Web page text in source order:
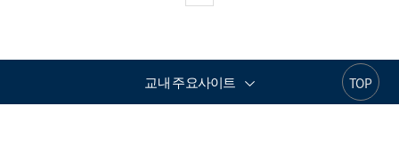
TOP
교내 주요사이트